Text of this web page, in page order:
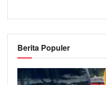
Berita Populer